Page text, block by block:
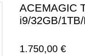
ACEMAGIC
i9/32GB/
1.750,00 €Τιμή